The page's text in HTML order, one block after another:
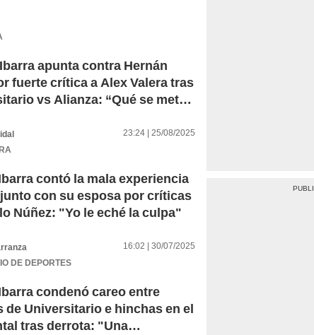
Ibarra apunta contra Hernán
fuerte crítica a Alex Valera tras
vs Alianza: “Qué se mete
23:24 | 25/08/2025
contó la mala experiencia
con su esposa por críticas
Núñez: "Yo le eché la culpa"
16:02 | 30/07/2025
DE DEPORTES
condenó careo entre
de Universitario e hinchas en el
tras derrota: "Una